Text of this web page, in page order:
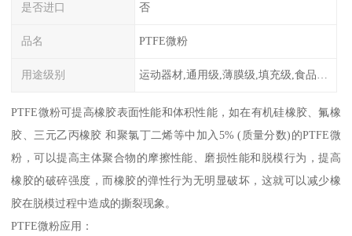
是否进口 否
品名 PTFE微粉
用途级别
PTFE微粉可提高橡胶表面性能和体积性能，如在有机硅橡胶、氟橡
胶、三元乙丙橡胶 和聚氯丁二烯等中加入5% (质量分数)的PTFE微
粉，可以提高主体聚合物的摩擦性能、磨损性能和脱模行为，提高
橡胶的破碎强度，而橡胶的弹性行为无明显破坏，这就可以减少橡
胶在脱模过程中造成的撕裂现象。
PTFE微粉应用：